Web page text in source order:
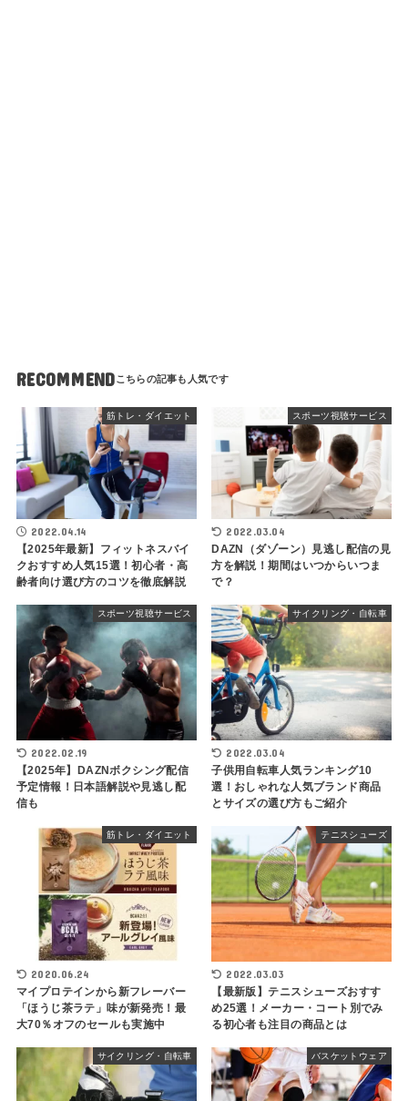
RECOMMEND
筋トレ・ダイエット
2022.04.14
【2025年最新】フィットネスバイ
クおすすめ人気15選！初心者・高
齢者向け選び方のコツを徹底解説
スポーツ視聴サービス
2022.03.04
DAZN（ダゾーン）見逃し配信の見
方を解説！期間はいつからいつま
で？
スポーツ視聴サービス
2022.02.19
【2025年】DAZNボクシング配信
予定情報！日本語解説や見逃し配
信も
サイクリング・自転車
2022.03.04
子供用自転車人気ランキング10
選！おしゃれな人気ブランド商品
とサイズの選び方もご紹介
筋トレ・ダイエット
2020.06.24
マイプロテインから新フレーバー
「ほうじ茶ラテ」味が新発売！最
大70％オフのセールも実施中
テニスシューズ
2022.03.03
【最新版】テニスシューズおすす
め25選！メーカー・コート別でみ
る初心者も注目の商品とは
サイクリング・自転車 バスケットウェア